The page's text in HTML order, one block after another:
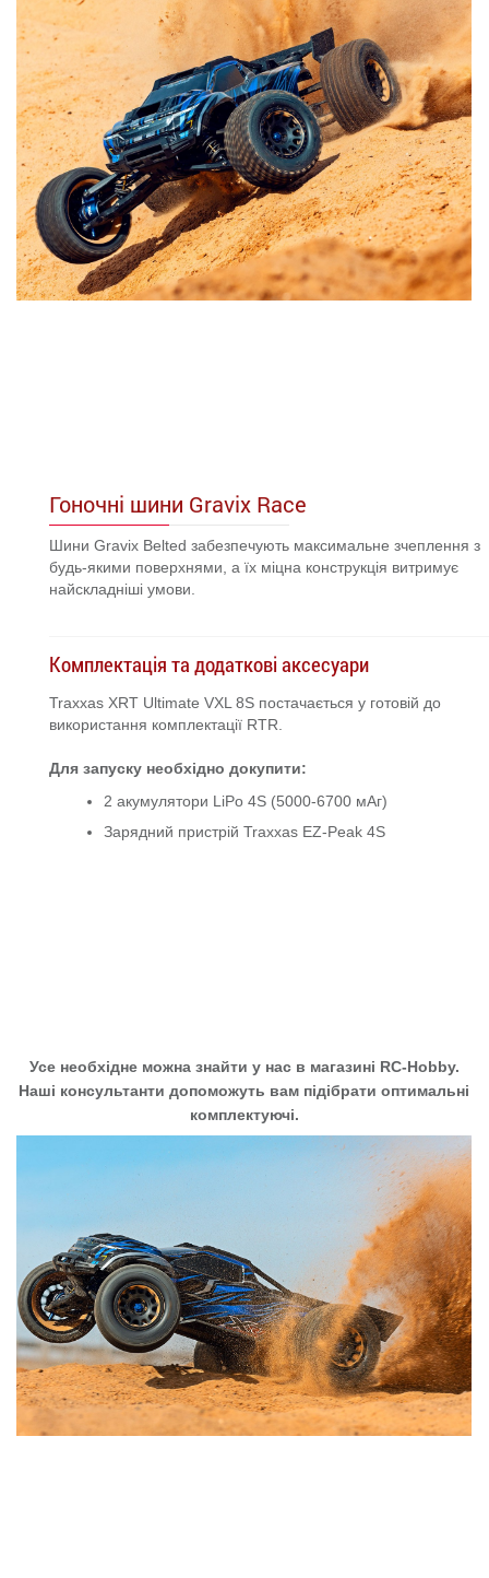
Гоночні шини Gravix Race
Шини Gravix Belted забезпечують максимальне зчеплення з
будь-якими поверхнями, а їх міцна конструкція витримує
найскладніші умови.
Комплектація та додаткові аксесуари
Traxxas XRT Ultimate VXL 8S постачається у готовій до
використання комплектації RTR.
Для запуску необхідно докупити:
2 акумулятори LiPo 4S (5000-6700 мАг)
Зарядний пристрій Traxxas EZ-Peak 4S
Усе необхідне можна знайти у нас в магазині RC-Hobby.
Наші консультанти допоможуть вам підібрати оптимальні
комплектуючі.